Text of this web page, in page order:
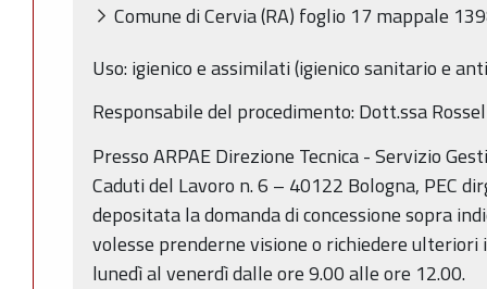
Comune di Cervia (RA) foglio 17 mappale
Uso: igienico e assimilati (igienico sanitario e
Responsabile del procedimento: Dott.ssa
Presso ARPAE Direzione Tecnica - Servizio
Caduti del Lavoro n. 6 – 40122 Bologna, PEC
depositata la domanda di concessione sopra
volesse prenderne visione o richiedere
lunedì al venerdì dalle ore 9.00 alle ore 12.00.